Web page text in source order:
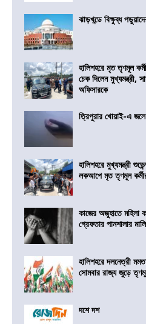
ঝাড়খন্ডে বিক্ষুব্ধ
হালিশহরে মৃত তৃণমূল
চেক দিলেন মুখ্যমন্ত্রী,
অফিসারকে
ত্রিপুরার খোয়াই-এ
হালিশহরে মুখ্যমন্ত্রী
লকআপে মৃত তৃণমূল কর্মীর
কাজের অজুহাতে মহিলা
গ্রেফতার পানশালার
হালিশহরে দলনেত্রী
সোমবার রাজ্য জুড়ে
দশে দশ